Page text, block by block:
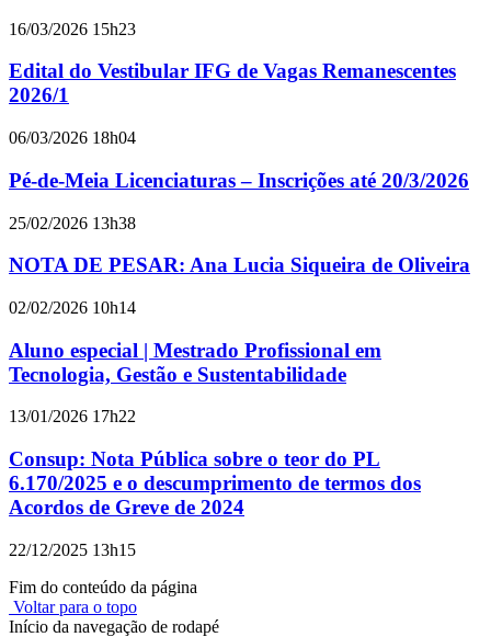
16/03/2026 15h23
Edital do Vestibular IFG de Vagas Remanescentes
2026/1
06/03/2026 18h04
Pé-de-Meia Licenciaturas – Inscrições até 20/3/2026
25/02/2026 13h38
NOTA DE PESAR: Ana Lucia Siqueira de Oliveira
02/02/2026 10h14
Aluno especial | Mestrado Profissional em
Tecnologia, Gestão e Sustentabilidade
13/01/2026 17h22
Consup: Nota Pública sobre o teor do PL
6.170/2025 e o descumprimento de termos dos
Acordos de Greve de 2024
22/12/2025 13h15
Fim do conteúdo da página
Voltar para o topo
Início da navegação de rodapé